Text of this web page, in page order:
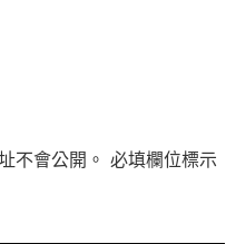
不會公開。 必填欄位標示